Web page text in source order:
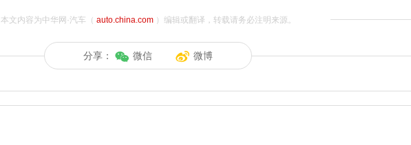
本文内容为中华网·汽车（ auto.china.com）编辑或翻译，转载请务必注明来源。
分享： 微信 微博